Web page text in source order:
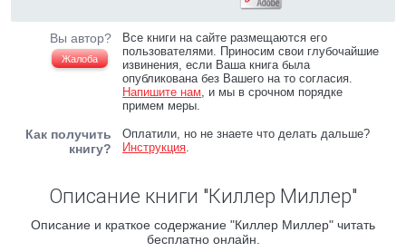
Вы автор?
Жалоба
Все книги на сайте размещаются его
пользователями. Приносим свои глубочайшие
извинения, если Ваша книга была
опубликована без Вашего на то согласия.
Напишите нам, и мы в срочном порядке
примем меры.
Как получить
книгу?
Оплатили, но не знаете что делать дальше?
Инструкция.
Описание книги "Киллер Миллер"
Описание и краткое содержание "Киллер Миллер" читать
бесплатно онлайн.